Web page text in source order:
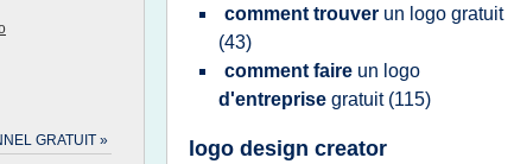
GRATUIT »
comment trouver un logo gratuit
(43)
comment faire un logo
d'entreprise gratuit (115)
logo design creator